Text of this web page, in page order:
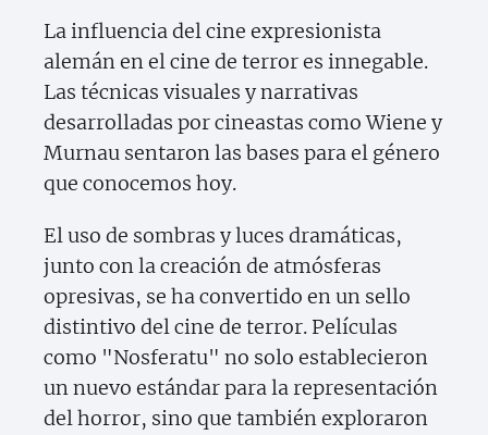
La influencia del cine expresionista
alemán en el cine de terror es innegable.
Las técnicas visuales y narrativas
desarrolladas por cineastas como Wiene y
Murnau sentaron las bases para el género
que conocemos hoy.
El uso de sombras y luces dramáticas,
junto con la creación de atmósferas
opresivas, se ha convertido en un sello
distintivo del cine de terror. Películas
como "Nosferatu" no solo establecieron
un nuevo estándar para la representación
del horror, sino que también exploraron